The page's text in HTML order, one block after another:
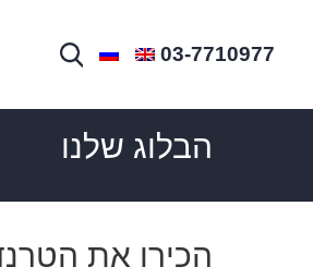
03-7710977
הבלוג שלנו
הכירו את